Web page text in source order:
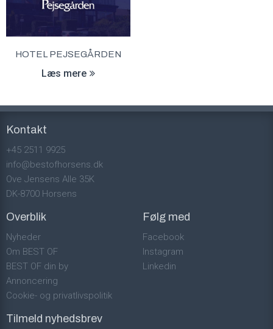
HOTEL PEJSEGÅRDEN
Læs mere
Kontakt
+45 2511 9925
info@bestofhorsens.dk
Ove Jensens Alle 35K
DK-8700 Horsens
Overblik
Nyheder
Om BEST OF
BEST OF din by
Annoncering
Cookie- og privatlivspolitik
Følg med
Facebook
Instagram
Linkedin
Tilmeld nyhedsbrev